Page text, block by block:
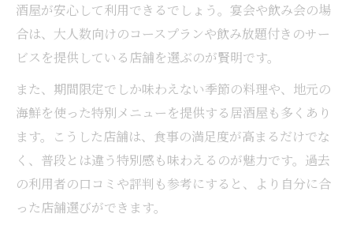
酒屋が安心して利用できるでしょう。宴会や飲み会の場
合は、大人数向けのコースプランや飲み放題付きのサー
ビスを提供している店舗を選ぶのが賢明です。
また、期間限定でしか味わえない季節の料理や、地元の
海鮮を使った特別メニューを提供する居酒屋も多くあり
ます。こうした店舗は、食事の満足度が高まるだけでな
く、普段とは違う特別感も味わえるのが魅力です。過去
の利用者の口コミや評判も参考にすると、より自分に合
った店舗選びができます。